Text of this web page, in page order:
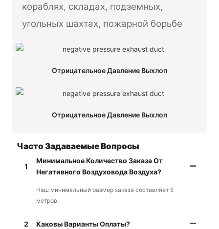
кораблях, складах, подземных,
угольных шахтах, пожарной борьбе
Отрицательное Давление Выхлоп
Отрицательное Давление Выхлоп
Часто Задаваемые Вопросы
1
Минимальное Количество Заказа От
Негативного Воздуховода Воздуха?
Наш минимальный размер заказа составляет 5
метров.
2 Каковы Варианты Оплаты?